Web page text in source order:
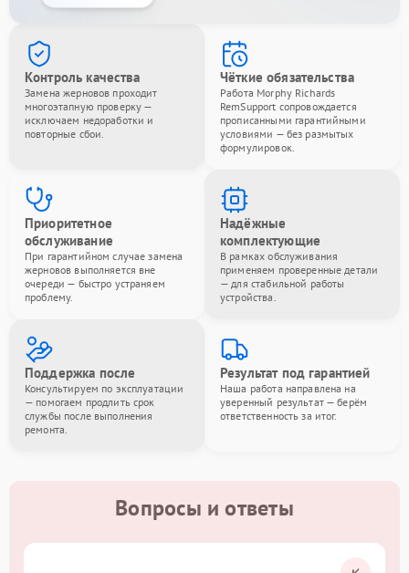
Контроль качества
Замена жерновов проходит
многоэтапную проверку —
исключаем недоработки и
повторные сбои.
Чёткие обязательства
Работа Morphy Richards
RemSupport сопровождается
прописанными гарантийными
условиями — без размытых
формулировок.
Приоритетное
обслуживание
При гарантийном случае замена
жерновов выполняется вне
очереди — быстро устраняем
проблему.
Надёжные
комплектующие
В рамках обслуживания
применяем проверенные детали
— для стабильной работы
устройства.
Поддержка после
Консультируем по эксплуатации
— помогаем продлить срок
службы после выполнения
ремонта.
Результат под гарантией
Наша работа направлена на
уверенный результат — берём
ответственность за итог.
Вопросы и ответы